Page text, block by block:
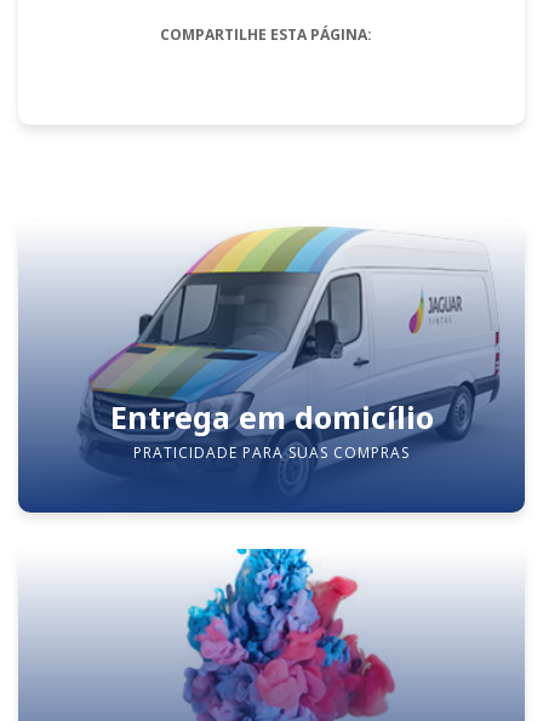
COMPARTILHE ESTA PÁGINA:
Entrega em domicílio
PRATICIDADE PARA SUAS COMPRAS